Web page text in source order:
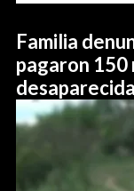
Familia
pagaron 150
desaparecida